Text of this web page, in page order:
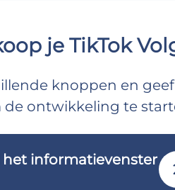
je TikTok
knoppen en
de ontwikkeling te
het informatievenster